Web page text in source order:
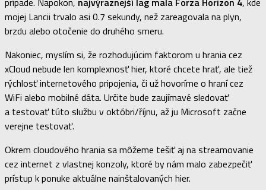
mojej Lancii trvalo asi 0.7 sekundy, než zareagovala na plyn,
brzdu alebo otočenie do druhého smeru.
Nakoniec, myslím si, že rozhodujúcim faktorom u hrania cez
xCloud nebude len komplexnosť hier, ktoré chcete hrať, ale tiež
rýchlosť internetového pripojenia, či už hovoríme o hraní cez
WiFi alebo mobilné dáta. Určite bude zaujímavé sledovať
a testovať túto službu v októbri/říjnu, až ju Microsoft začne
verejne testovať.
Okrem cloudového hrania sa môžeme tešiť aj na streamovanie
cez internet z vlastnej konzoly, ktoré by nám malo zabezpečiť
prístup k ponuke aktuálne nainštalovaných hier.